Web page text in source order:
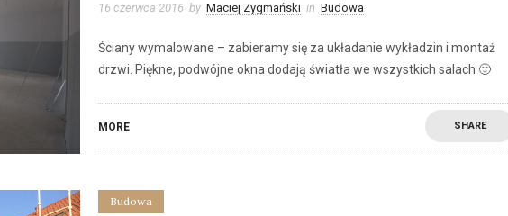
16 czerwca 2016 by Maciej Zygmański in Budowa
Ściany wymalowane – zabieramy się za układanie wykładzin i montaż
drzwi. Piękne, podwójne okna dodają światła we wszystkich salach 🙂
MORE SHARE
Budowa